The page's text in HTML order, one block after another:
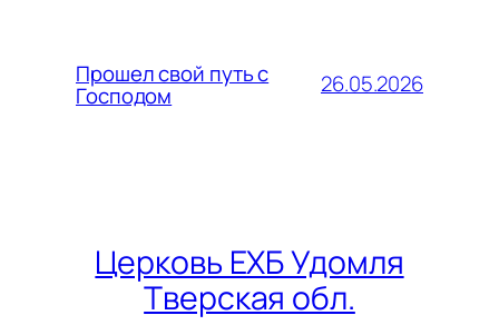
Прошел свой путь с
Господом 26.05.2026
Церковь ЕХБ Удомля
Тверская обл.